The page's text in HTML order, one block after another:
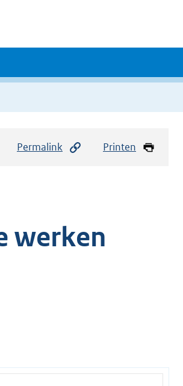
Permalink Printen
werken